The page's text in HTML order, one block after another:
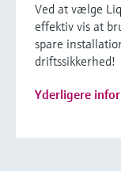
Ved at vælge
effektiv vis at
spare
driftssikkerhed!
Yderligere